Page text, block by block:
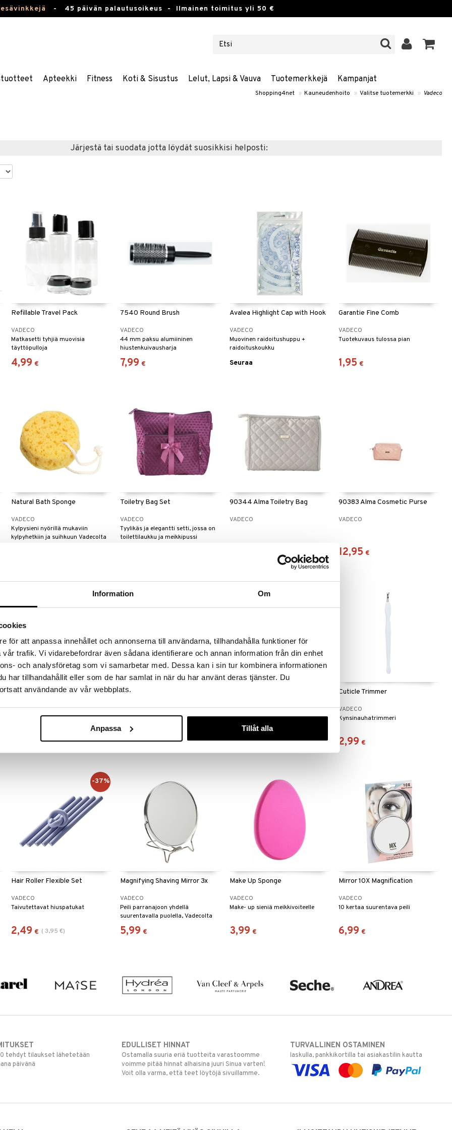
Information Om
för att anpassa innehållet och annonserna till användarna, tillhandahålla funktioner för
trafik. Vi vidarebefordrar även sådana identifierare och annan information från din enhet
och analysföretag som vi samarbetar med. Dessa kan i sin tur kombinera informationen
har tillhandahållit eller som de har samlat in när du har använt deras tjänster. Du
användande av vår webbplats.
Anpassa Tillåt alla
- 45 päivän palautusoikeus - Ilmainen toimitus yli 50 €
Apteekki Fitness Koti & Sisustus Lelut, Lapsi & Vauva Tuotemerkkejä Kampanjat
Shopping4net » Kauneudenhoito » Valitse tuotemerkki » Vadeco
Järjestä tai suodata jotta löydät suosikkisi helposti:
Refillable Travel Pack
VADECO
Matkasetti tyhjiä muovisia
täyttöpulloja
4,99 €
7540 Round Brush
VADECO
44 mm paksu alumiininen
hiustenkuivausharja
7,99 €
Avalea Highlight Cap with Hook
VADECO
Muovinen raidoitushuppu +
raidoituskoukku
Seuraa
Garantie Fine Comb
VADECO
Tuotekuvaus tulossa pian
1,95 €
Natural Bath Sponge
VADECO
Kylpysieni nyörillä mukaviin
kylpyhetkiin ja suihkuun Vadecolta
Toiletry Bag Set
VADECO
Tyylikäs ja elegantti setti, jossa on
toilettilaukku ja meikkipussi
90344 Alma Toiletry Bag
VADECO
90383 Alma Cosmetic Purse
VADECO
12,95 €
Avalea Sapphire File
VADECO
Tuotekuvaus tulossa pian
Saatavana useana vaihtoehtona
Bath Bomb With Bath Salt
VADECO
Tuotekuvaus tulossa pian
3,95 €
VADECO
Tuotekuvaus tulossa pian
2,95 €
Cuticle Trimmer
VADECO
Kynsinauhatrimmeri
2,99 €
Hair Roller Flexible Set
VADECO
Taivutettavat hiuspatukat
2,49 € ( 3,95 €)
-37%
Magnifying Shaving Mirror 3x
VADECO
Peili parranajoon yhdellä
suurentavalla puolella, Vadecolta
5,99 €
Make Up Sponge
VADECO
Make- up sieniä meikkivoiteelle
3,99 €
Mirror 10X Magnification
VADECO
10 kertaa suurentava peili
6,99 €
tehdyt tilaukset lähetetään
päivänä
EDULLISET HINNAT
Ostamalla suuria eriä tuotteita varastoomme
voimme pitää hinnat alhaisina juuri Sinua varten!
Voit olla varma, että teet löytöjä sivuillamme.
TURVALLINEN OSTAMINEN
laskulla, pankkikortilla tai asiakastilin kautta